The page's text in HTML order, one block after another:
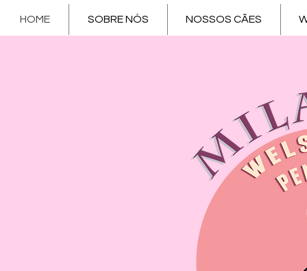
HOME SOBRE NÓS NOSSOS CÃES